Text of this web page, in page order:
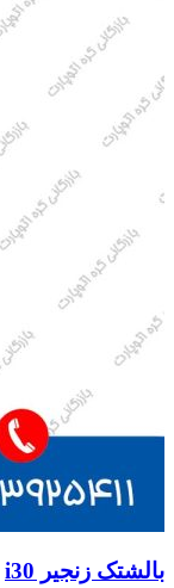
بالشتک زنجیر i30